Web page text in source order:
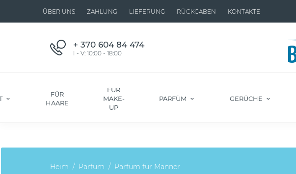
ÜBER UNS ZAHLUNG LIEFERUNG RÜCKGABEN KONTAKTE
+ 370 604 84 474
I - V: 10:00 - 18:00
FÜR
HAARE
FÜR
MAKE-
UP
PARFÜM GERÜCHE
Heim Parfüm Parfüm für Männer